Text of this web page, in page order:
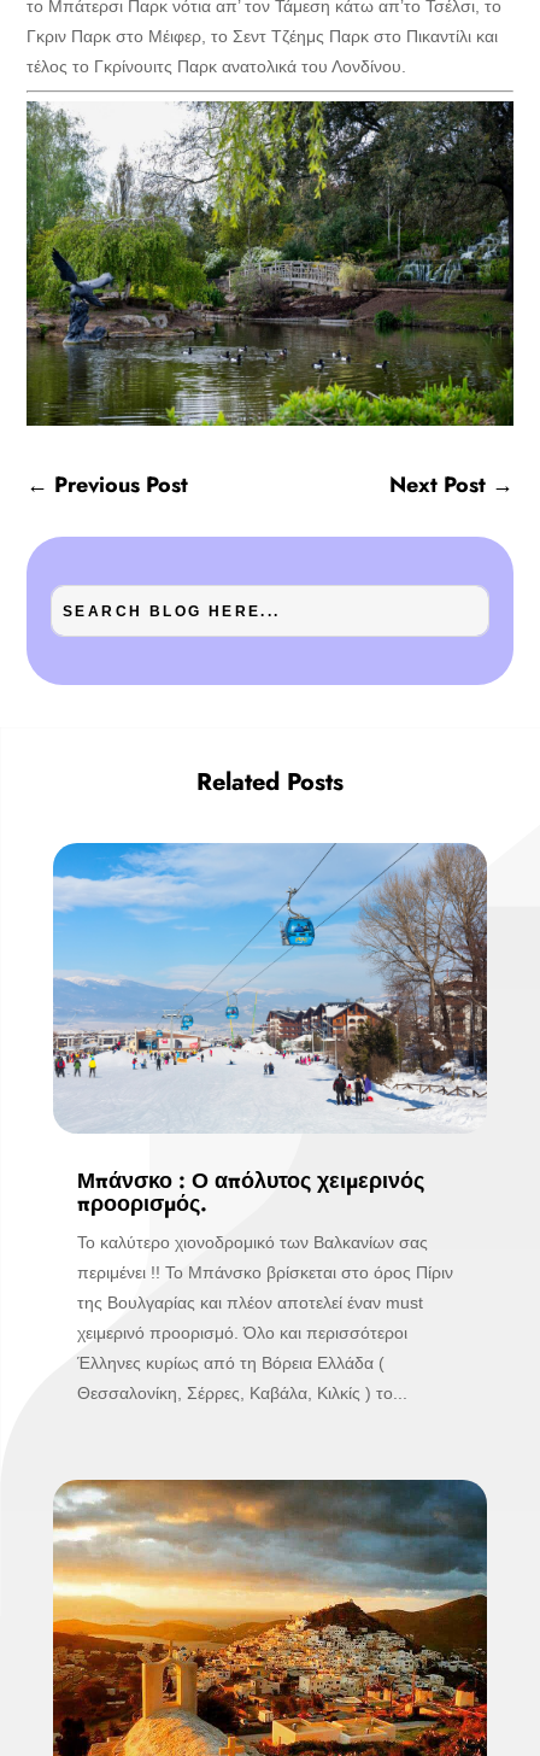
το Μπάτερσι Παρκ νότια απ’ τον Τάμεση κάτω απ’το Τσέλσι, το
Γκριν Παρκ στο Μέιφερ, το Σεντ Τζέημς Παρκ στο Πικαντίλι και
τέλος το Γκρίνουιτς Παρκ ανατολικά του Λονδίνου.
← Previous Post Next Post→
Related Posts
Μπάνσκο : Ο απόλυτος χειμερινός
προορισμός.
Το καλύτερο χιονοδρομικό των Βαλκανίων σας
περιμένει !! Το Μπάνσκο βρίσκεται στο όρος Πίριν
της Βουλγαρίας και πλέον αποτελεί έναν must
χειμερινό προορισμό. Όλο και περισσότεροι
Έλληνες κυρίως από τη Βόρεια Ελλάδα (
Θεσσαλονίκη, Σέρρες, Καβάλα, Κιλκίς ) το...